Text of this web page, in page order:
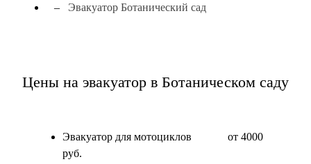
Эвакуатор Ботанический сад
Цены на эвакуатор в Ботаническом саду
Эвакуатор для мотоциклов
от 4000
руб.